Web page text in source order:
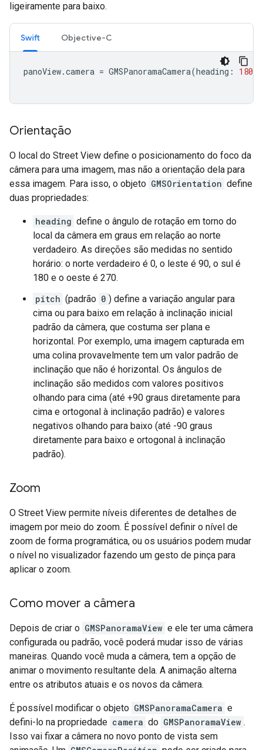
ligeiramente para baixo.
Swift Objective-C
panoView.camera = GMSPanoramaCamera(heading : 180
Orientação
O local do Street View define o posicionamento do foco da
câmera para uma imagem, mas não a orientação dela para
essa imagem. Para isso, o objeto GMSOrientation define
duas propriedades:
heading define o ângulo de rotação em torno do
local da câmera em graus em relação ao norte
verdadeiro. As direções são medidas no sentido
horário: o norte verdadeiro é 0, o leste é 90, o sul é
180 e o oeste é 270.
pitch (padrão 0 ) define a variação angular para
cima ou para baixo em relação à inclinação inicial
padrão da câmera, que costuma ser plana e
horizontal. Por exemplo, uma imagem capturada em
uma colina provavelmente tem um valor padrão de
inclinação que não é horizontal. Os ângulos de
inclinação são medidos com valores positivos
olhando para cima (até +90 graus diretamente para
cima e ortogonal à inclinação padrão) e valores
negativos olhando para baixo (até -90 graus
diretamente para baixo e ortogonal à inclinação
padrão).
Zoom
O Street View permite níveis diferentes de detalhes de
imagem por meio do zoom. É possível definir o nível de
zoom de forma programática, ou os usuários podem mudar
o nível no visualizador fazendo um gesto de pinça para
aplicar o zoom.
Como mover a câmera
Depois de criar o GMSPanoramaView e ele ter uma câmera
configurada ou padrão, você poderá mudar isso de várias
maneiras. Quando você muda a câmera, tem a opção de
animar o movimento resultante dela. A animação alterna
entre os atributos atuais e os novos da câmera.
É possível modificar o objeto GMSPanoramaCamera e
defini-lo na propriedade camera do GMSPanoramaView .
Isso vai fixar a câmera no novo ponto de vista sem